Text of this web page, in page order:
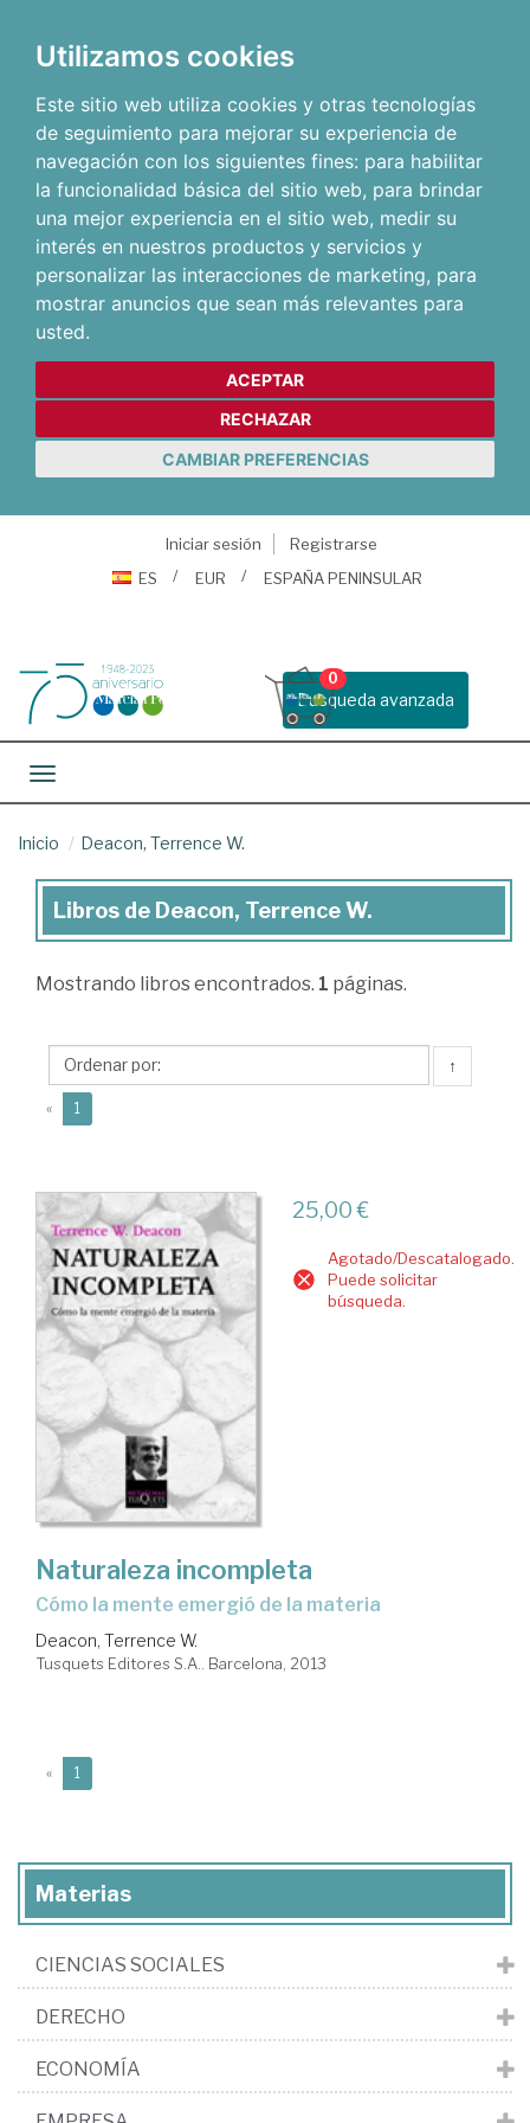
Utilizamos cookies
Este sitio web utiliza cookies y otras tecnologías
de seguimiento para mejorar su experiencia de
navegación con los siguientes fines: para habilitar
la funcionalidad básica del sitio web, para brindar
una mejor experiencia en el sitio web, medir su
interés en nuestros productos y servicios y
personalizar las interacciones de marketing, para
mostrar anuncios que sean más relevantes para
usted.
ACEPTAR
RECHAZAR
CAMBIAR PREFERENCIAS
Iniciar sesión
Registrarse
ES
EUR ESPAÑA PENINSULAR
Busqueda avanzada
0
Toggle navigation
Inicio Deacon, Terrence W.
Libros
Deacon,
W.
Libros de Deacon, Terrence W.
Mostrando libros encontrados. 1 páginas.
↑
« 1
25,00 €
Agotado/Descatalogado.
Puede solicitar
búsqueda.
Naturaleza incompleta
cómo la mente emergió de la materia
Deacon, Terrence W.
Tusquets Editores S.A.. Barcelona, 2013
« 1
Materias
CIENCIAS SOCIALES
DERECHO
ECONOMÍA